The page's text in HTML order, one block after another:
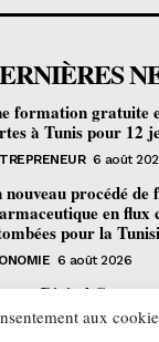
aux
formation gratuite
à Tunis pour 12
6 août
nouveau procédé
en flux
pour la
6 août 2026
Digital Center :
le laboratoire